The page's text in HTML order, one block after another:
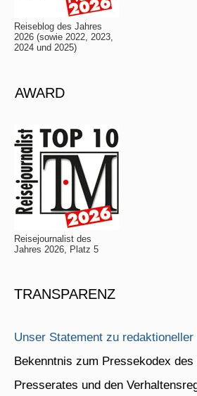
Reiseblog des Jahres
2026 (sowie 2022, 2023,
2024 und 2025)
AWARD
Reisejournalist des
Jahres 2026, Platz 5
TRANSPARENZ
Unser Statement zu redaktioneller
Bekenntnis zum Pressekodex des
Presserates und den